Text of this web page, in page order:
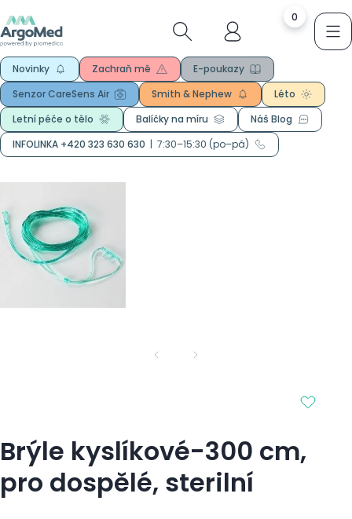
0
Novinky Zachraň mě
E-poukazy
Senzor CareSens Air
Smith & Nephew
Léto
Letní péče o tělo
Balíčky na míru
Náš Blog
INFOLINKA +420 323 630 630 | 7:30–15:30 (po–pá)
Brýle kyslíkové-300 cm,
pro dospělé, sterilní